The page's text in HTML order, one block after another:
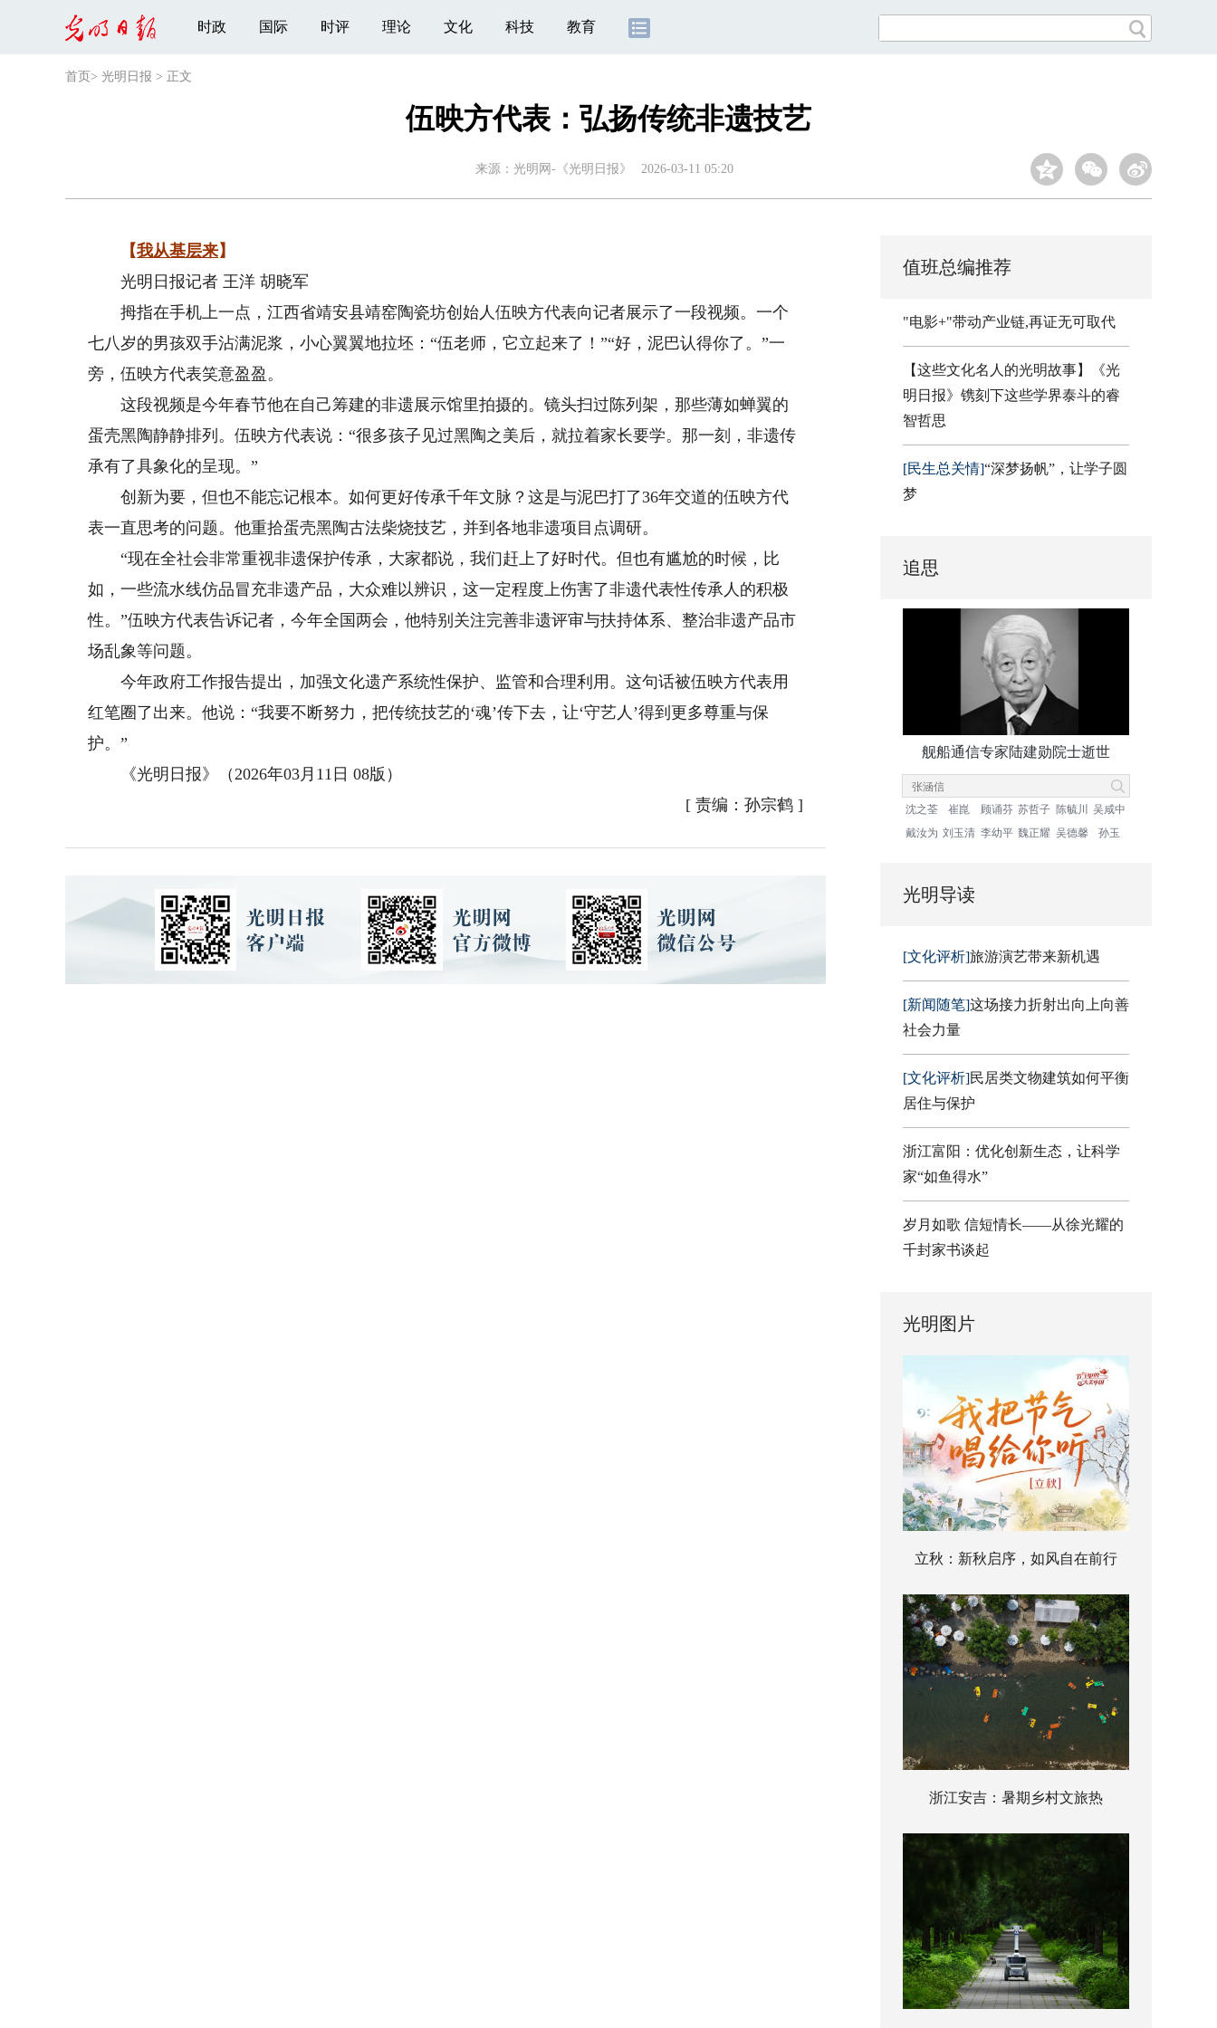
时政 国际 时评 理论 文化 科技 教育
首页 > 光明日报 > 正文
伍映方代表：弘扬传统非遗技艺
来源： 光明网-《光明日报》 2026-03-11 05:20
【我从基层来】
光明日报记者 王洋 胡晓军
拇指在手机上一点，江西省靖安县靖窑陶瓷坊创始人伍映方代表向记者展示了一段视频。一个
七八岁的男孩双手沾满泥浆，小心翼翼地拉坯：“伍老师，它立起来了！”“好，泥巴认得你了。”一
旁，伍映方代表笑意盈盈。
这段视频是今年春节他在自己筹建的非遗展示馆里拍摄的。镜头扫过陈列架，那些薄如蝉翼的
蛋壳黑陶静静排列。伍映方代表说：“很多孩子见过黑陶之美后，就拉着家长要学。那一刻，非遗传
承有了具象化的呈现。”
创新为要，但也不能忘记根本。如何更好传承千年文脉？这是与泥巴打了36年交道的伍映方代
表一直思考的问题。他重拾蛋壳黑陶古法柴烧技艺，并到各地非遗项目点调研。
“现在全社会非常重视非遗保护传承，大家都说，我们赶上了好时代。但也有尴尬的时候，比
如，一些流水线仿品冒充非遗产品，大众难以辨识，这一定程度上伤害了非遗代表性传承人的积极
性。”伍映方代表告诉记者，今年全国两会，他特别关注完善非遗评审与扶持体系、整治非遗产品市
场乱象等问题。
今年政府工作报告提出，加强文化遗产系统性保护、监管和合理利用。这句话被伍映方代表用
红笔圈了出来。他说：“我要不断努力，把传统技艺的‘魂’传下去，让‘守艺人’得到更多尊重与保
护。”
《光明日报》（2026年03月11日 08版）
[ 责编：孙宗鹤]
值班总编推荐
"电影+"带动产业链,再证无可取代
【这些文化名人的光明故事】《光
明日报》镌刻下这些学界泰斗的睿
智哲思
[民生总关情]“深梦扬帆”，让学子圆
梦
追思
舰船通信专家陆建勋院士逝世
沈之荃 崔崑 顾诵芬 苏哲子 陈毓川
吴咸中
戴汝为 刘玉清 李幼平 魏正耀 吴德馨 孙玉
光明导读
[文化评析]旅游演艺带来新机遇
[新闻随笔]这场接力折射出向上向善
社会力量
[文化评析]民居类文物建筑如何平衡
居住与保护
浙江富阳：优化创新生态，让科学
家“如鱼得水”
岁月如歌 信短情长——从徐光耀的
千封家书谈起
光明图片
立秋：新秋启序，如风自在前行
浙江安吉：暑期乡村文旅热